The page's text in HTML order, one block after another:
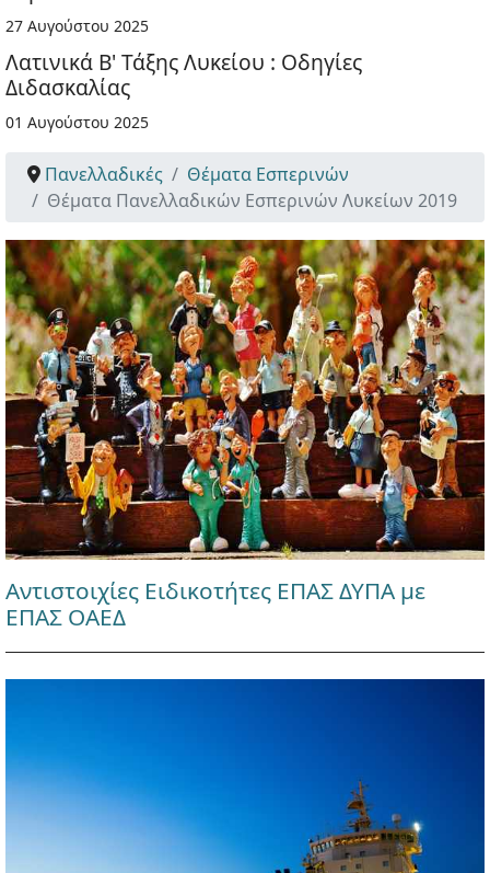
27 Αυγούστου 2025
Λατινικά Β' Τάξης Λυκείου : Οδηγίες
Διδασκαλίας
01 Αυγούστου 2025
Πανελλαδικές
Θέματα Εσπερινών
Θέματα Πανελλαδικών Εσπερινών Λυκείων 2019
Αντιστοιχίες Ειδικοτήτες ΕΠΑΣ ΔΥΠΑ με
ΕΠΑΣ ΟΑΕΔ